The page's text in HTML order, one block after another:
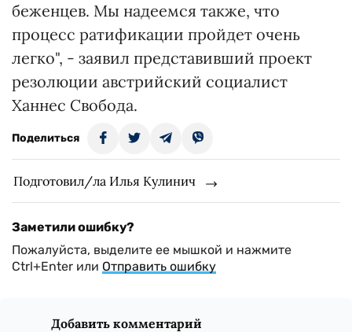
беженцев. Мы надеемся также, что
процесс ратификации пройдет очень
легко", - заявил представивший проект
резолюции австрийский социалист
Ханнес Свобода.
Поделиться
Подготовил/ла Илья Кулинич
Заметили ошибку?
Пожалуйста, выделите ее мышкой и нажмите
Ctrl+Enter или Отправить ошибку
Добавить комментарий